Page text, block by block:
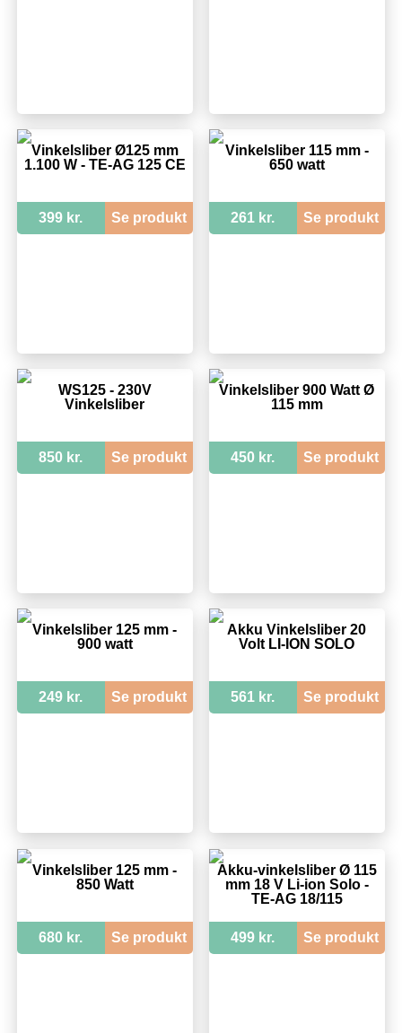
Vinkelsliber Ø125 mm
1.100 W - TE-AG 125 CE
399 kr. Se produkt
Vinkelsliber 115 mm -
650 watt
261 kr. Se produkt
WS125 - 230V
Vinkelsliber
850 kr. Se produkt
Vinkelsliber 900 Watt Ø
115 mm
450 kr. Se produkt
Vinkelsliber 125 mm -
900 watt
249 kr. Se produkt
Akku Vinkelsliber 20
Volt LI-ION SOLO
561 kr. Se produkt
Vinkelsliber 125 mm -
850 Watt
680 kr. Se produkt
Akku-vinkelsliber Ø 115
mm 18 V Li-ion Solo -
TE-AG 18/115
499 kr. Se produkt